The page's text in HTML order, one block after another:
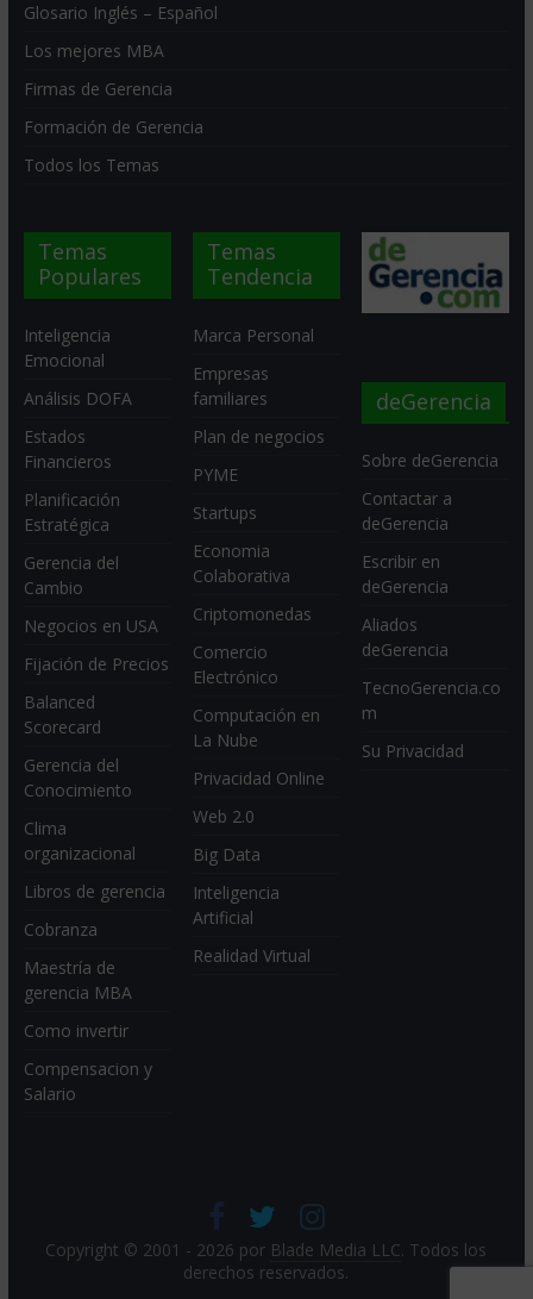
Glosario Inglés – Español
Los mejores MBA
Firmas de Gerencia
Formación de Gerencia
Todos los Temas
Temas
Populares
Inteligencia
Emocional
Análisis DOFA
Estados
Financieros
Planificación
Estratégica
Gerencia del
Cambio
Negocios en USA
Fijación de Precios
Balanced
Scorecard
Gerencia del
Conocimiento
Clima
organizacional
Libros de gerencia
Cobranza
Maestría de
gerencia MBA
Como invertir
Compensacion y
Salario
Temas
Tendencia
Marca Personal
Empresas
familiares
Plan de negocios
PYME
Startups
Economia
Colaborativa
Criptomonedas
Comercio
Electrónico
Computación en
La Nube
Privacidad Online
Web 2.0
Big Data
Inteligencia
Artificial
Realidad Virtual
deGerencia
Sobre deGerencia
Contactar a
deGerencia
Escribir en
deGerencia
Aliados
deGerencia
TecnoGerencia.co
m
Su Privacidad
Copyright © 2001 - 2026 por Blade Media LLC. Todos los
derechos reservados.